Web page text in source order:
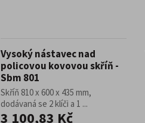
Vysoký nástavec nad
policovou kovovou skříň -
Sbm 801
Skříň 810 x 600 x 435 mm,
dodávaná se 2 klíči a 1 ...
3 100,83 Kč